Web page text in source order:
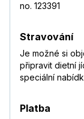
no. 123391
Stravování
Je možné si
připravit dietní
speciální
Platba